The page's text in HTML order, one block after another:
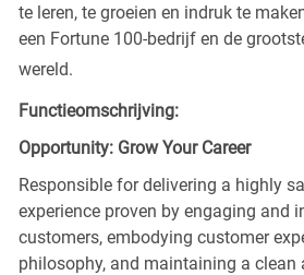
te leren, te groeien en indruk te
een Fortune 100-bedrijf en de
wereld.
Functieomschrijving:
Opportunity: Grow Your Career
Responsible for delivering a highly
experience proven by engaging and
customers, embodying customer
philosophy, and maintaining a clean